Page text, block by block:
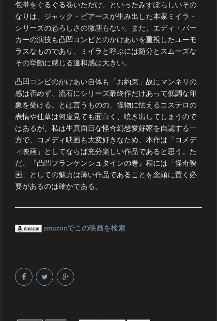
包帯をぐるぐる巻いただけ、といったみすぼらしいその
なりは、ジャック・ピアースが生み出した本家ミイラ・
シリーズの恐ろしさの微塵もない。また、エディ・パー
カーの演技も凸凹コンビとのかけあいを重視したユーモ
ラスなものであり、ミイラと呼ぶには随分とスムーズな
その挙動に感じる違和感は大きい。
凸凹コンビのかけあい自体も「お約束」故にマンネリの
感は否めず、流石にシリーズ最終作だけあって低調な印
象を受ける。とは言うものの、怪物に怯えるコステロの
表情や仕草は何度見ても面白く、噴き出してしまうので
はあるが。私は生真面目な怪奇幻想愛好家を自認する一
方で、コメディ映画も大変好きなため、本作は「コメデ
ィ映画」としてならば充分楽しい作品であると思う。た
だ、『凸凹フランケンシュタインの巻』程には「怪奇映
画」としての魅力は薄い作品であることを念頭に置く必
要があるのは確かである。
amazonでこの映画を検索